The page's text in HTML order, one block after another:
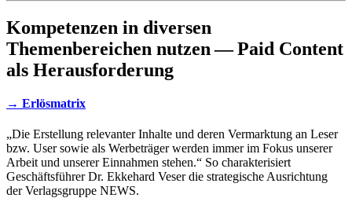
Kompetenzen in diversen
Themenbereichen nutzen — Paid Content
als Herausforderung
→ Erlösmatrix
„Die Erstel­lung rele­van­ter Inhalte und deren Vermark­tung an Leser
bzw. User sowie als Werbe­trä­ger werden immer im Fokus unse­rer
Arbeit und unse­rer Einnah­men stehen.“ So charak­te­ri­siert
Geschäfts­füh­rer Dr. Ekke­hard Veser die stra­te­gi­sche Ausrich­tung
der Verlags­gruppe NEWS.